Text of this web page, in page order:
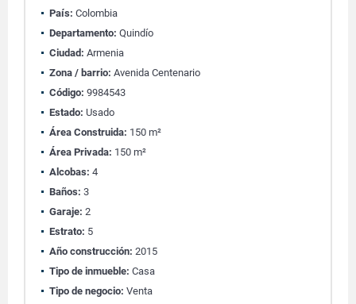
País: Colombia
Departamento: Quindío
Ciudad: Armenia
Zona / barrio: Avenida Centenario
Código: 9984543
Estado: Usado
Área Construida: 150 m²
Área Privada: 150 m²
Alcobas: 4
Baños: 3
Garaje: 2
Estrato: 5
Año construcción: 2015
Tipo de inmueble: Casa
Tipo de negocio: Venta